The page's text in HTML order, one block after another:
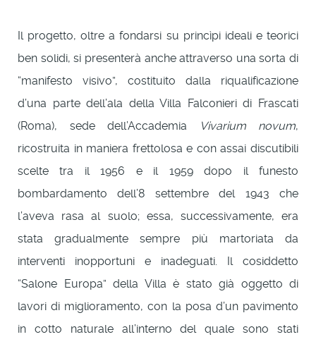
Il progetto, oltre a fondarsi su princìpi ideali e teorici
ben solidi, si presenterà anche attraverso una sorta di
“manifesto visivo”, costituito dalla riqualificazione
d’una parte dell’ala della Villa Falconieri di Frascati
(Roma), sede dell’Accademia
Vivarium novum,
ricostruita in maniera frettolosa e con assai discutibili
scelte tra il 1956 e il 1959 dopo il funesto
bombardamento dell’8 settembre del 1943 che
l’aveva rasa al suolo; essa, successivamente, era
stata gradualmente sempre più martoriata da
interventi inopportuni e inadeguati. Il cosiddetto
“Salone Europa” della Villa è stato già oggetto di
lavori di miglioramento, con la posa d’un pavimento
in cotto naturale all’interno del quale sono stati